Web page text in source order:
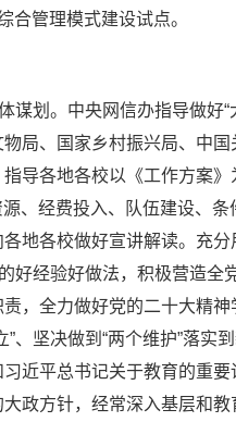
合管理模式建设试点。
谋划。中央网信办指导做好“
局、国家乡村振兴局、中国
导各地各校以《工作方案》
、经费投入、队伍建设、条
地各校做好宣讲解读。充分
好经验好做法，积极营造全
，全力做好党的二十大精神
、坚决做到“两个维护”落实
近平总书记关于教育的重要
政方针，经常深入基层和教